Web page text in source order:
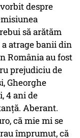
despre
să arătăm
atrage banii din
România au fost
prejudiciu de
Gheorghe
4 ani de
Aberant.
că mie mi se
împrumut, că